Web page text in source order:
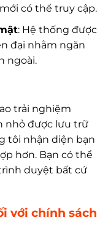
có thể truy cập.
: Hệ thống được
đại nhằm ngăn
ngoài.
trải nghiệm
nhỏ được lưu trữ
tôi nhận diện bạn
hơn. Bạn có thể
duyệt bất cứ
với chính sách